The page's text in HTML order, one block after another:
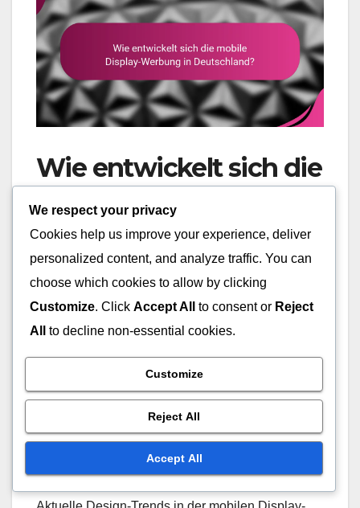
Wie entwickelt sich die
mobile Display-
Werbung in
Deutschland?
Die mobile Display-Werbung in Deutschland
wächst kontinuierlich und passt sich den sich
Unternehmen setzen auf mobile Formate, um ihre
Zielgruppen effektiv zu erreichen und die
Nutzerbindung zu steigern.
Mobile Design-Trends
We respect your privacy
Cookies help us improve your experience, deliver
personalized content, and analyze traffic. You can
choose which cookies to allow by clicking
Customize. Click Accept All to consent or Reject
All
to decline non-essential cookies.
Customize
Reject All
Accept All